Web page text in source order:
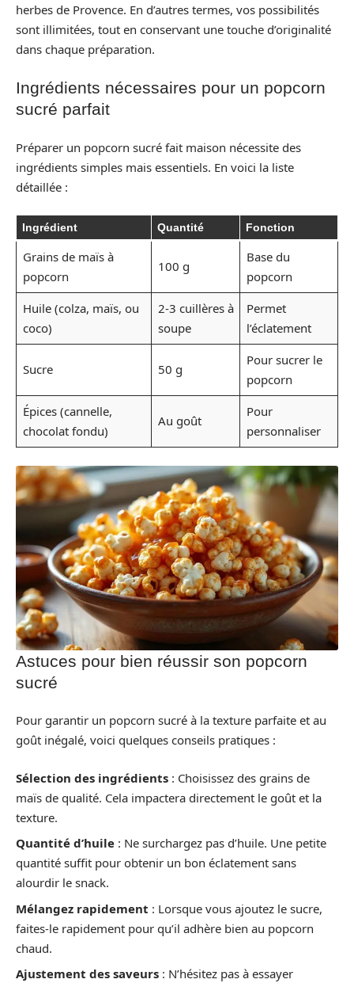
herbes de Provence. En d’autres termes, vos possibilités
sont illimitées, tout en conservant une touche d’originalité
dans chaque préparation.
Ingrédients nécessaires pour un popcorn
sucré parfait
Préparer un popcorn sucré fait maison nécessite des
ingrédients simples mais essentiels. En voici la liste
détaillée :
Ingrédient Quantité Fonction
Grains de maïs à
popcorn
100 g
Base du
popcorn
Huile (colza, maïs, ou
coco)
2-3 cuillères à
soupe
Permet
l’éclatement
Sucre 50 g
Pour sucrer le
popcorn
Épices (cannelle,
chocolat fondu)
Au goût
Pour
personnaliser
Astuces pour bien réussir son popcorn
sucré
Pour garantir un popcorn sucré à la texture parfaite et au
goût inégalé, voici quelques conseils pratiques :
Sélection des ingrédients : Choisissez des grains de
maïs de qualité. Cela impactera directement le goût et la
texture.
Quantité d’huile : Ne surchargez pas d’huile. Une petite
quantité suffit pour obtenir un bon éclatement sans
alourdir le snack.
Mélangez rapidement : Lorsque vous ajoutez le sucre,
faites-le rapidement pour qu’il adhère bien au popcorn
chaud.
Ajustement des saveurs : N’hésitez pas à essayer